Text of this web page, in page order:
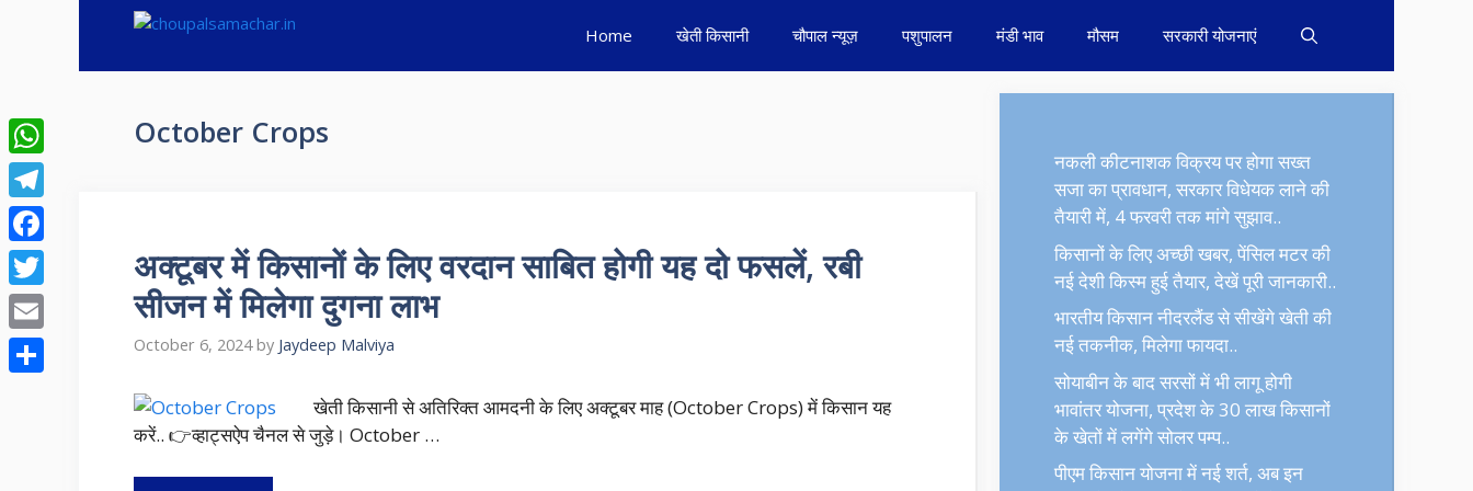
Home खेती किसानी चौपाल न्यूज़ पशुपालन मंडी भाव मौसम सरकारी योजनाएं
October Crops
अक्टूबर में किसानों के लिए वरदान साबित होगी यह दो फसलें, रबी
सीजन में मिलेगा दुगना लाभ
October 6, 2024 by Jaydeep Malviya
खेती किसानी से अतिरिक्त आमदनी के लिए अक्टूबर माह (October Crops) में किसान यह
करें.. 👉व्हाट्सऐप चैनल से जुड़े। October …
नकली कीटनाशक विक्रय पर होगा सख्त
सजा का प्रावधान, सरकार विधेयक लाने की
तैयारी में, 4 फरवरी तक मांगे सुझाव..
किसानों के लिए अच्छी खबर, पेंसिल मटर की
नई देशी किस्म हुई तैयार, देखें पूरी जानकारी..
भारतीय किसान नीदरलैंड से सीखेंगे खेती की
नई तकनीक, मिलेगा फायदा..
सोयाबीन के बाद सरसों में भी लागू होगी
भावांतर योजना, प्रदेश के 30 लाख किसानों
के खेतों में लगेंगे सोलर पम्प..
पीएम किसान योजना में नई शर्त, अब इन
WhatsApp
Telegram
Facebook
Twitter
Email